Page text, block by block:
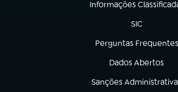
Informações
(abre em nova aba)
SIC
(abre em
Perguntas Frequentes
(abre em nova aba)
Dados Abertos
(abre em nova aba)
Sanções
(abre em nova aba)